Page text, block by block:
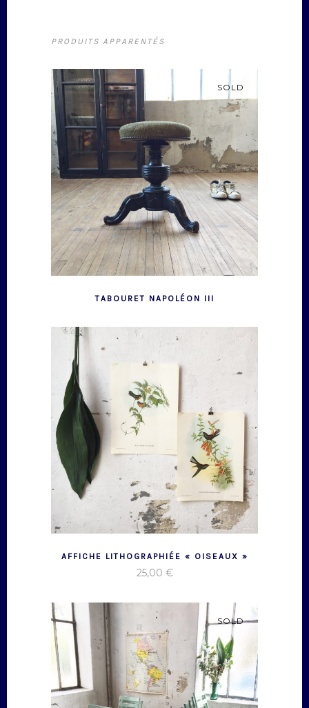
PRODUITS APPARENTÉS
SOLD
TABOURET NAPOLÉON III
AFFICHE LITHOGRAPHIÉE « OISEAUX »
25,00 €
SOLD